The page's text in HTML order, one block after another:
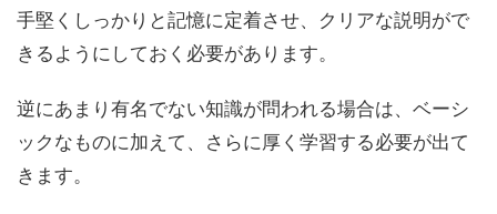
手堅くしっかりと記憶に定着させ、クリアな説明がで
きるようにしておく必要があります。
逆にあまり有名でない知識が問われる場合は、ベーシ
ックなものに加えて、 さらに厚く学習する必要が出て
きます。